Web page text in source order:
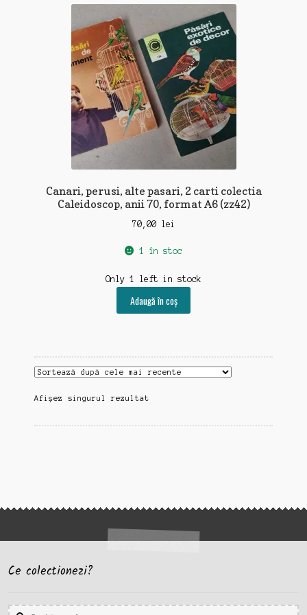
Canari, perusi, alte pasari, 2 carti colectia
Caleidoscop, anii 70, format A6 (zz42)
70,00 lei
1 în stoc
Only 1 left in stock
Adaugă în coș
Afișez singurul rezultat
Ce colectionezi?
Caută
Caută